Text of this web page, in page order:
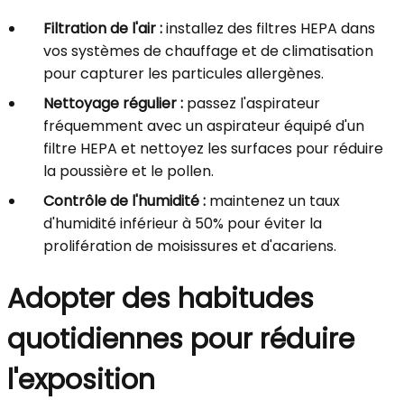
Filtration de l'air :installez des filtres HEPA dans
vos systèmes de chauffage et de climatisation
pour capturer les particules allergènes.
Nettoyage régulier : passez l'aspirateur
fréquemment avec un aspirateur équipé d'un
filtre HEPA et nettoyez les surfaces pour réduire
la poussière et le pollen.
Contrôle de l'humidité : maintenez un taux
d'humidité inférieur à 50% pour éviter la
prolifération de moisissures et d'acariens.
Adopter des habitudes
quotidiennes pour réduire
l'exposition